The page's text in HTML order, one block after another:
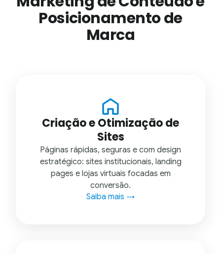
Posicionamento de
Marca
Criação e Otimização de
Sites
Páginas rápidas, seguras e com design
estratégico: sites institucionais, landing
pages e lojas virtuais focadas em
conversão.
Saiba mais →